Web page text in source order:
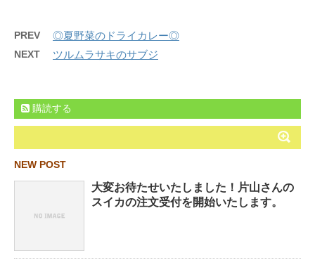
PREV ◎夏野菜のドライカレー◎
NEXT ツルムラサキのサブジ
購読する
NEW POST
大変お待たせいたしました！片山さんの
スイカの注文受付を開始いたします。